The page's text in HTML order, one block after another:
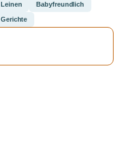
Leinen Babyfreundlich
Gerichte